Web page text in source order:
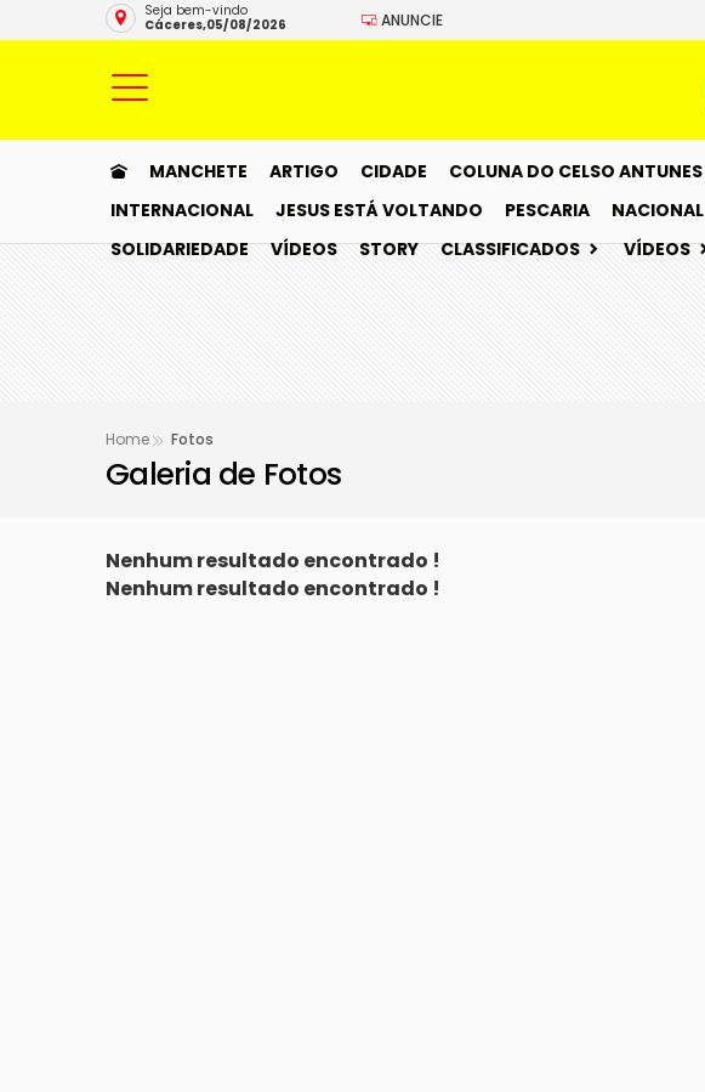
Seja bem-vindo
Cáceres,05/08/2026
ANUNCIE
MANCHETE ARTIGO CIDADE COLUNA DO CELSO ANTUNES
INTERNACIONAL
JESUS ESTÁ VOLTANDO PESCARIA NACIONAL
SOLIDARIEDADE
VÍDEOS STORY CLASSIFICADOS VÍDEOS
Home Fotos
Galeria de Fotos
Nenhum resultado encontrado !
Nenhum resultado encontrado !